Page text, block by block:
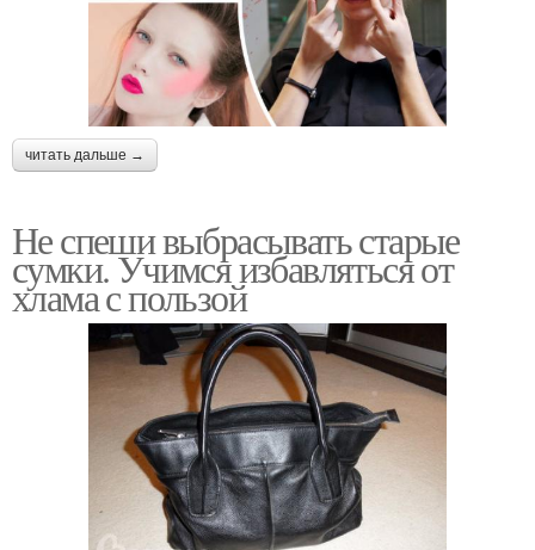
читать дальше →
Не спеши выбрасывать старые
сумки. Учимся избавляться от
хлама с пользой